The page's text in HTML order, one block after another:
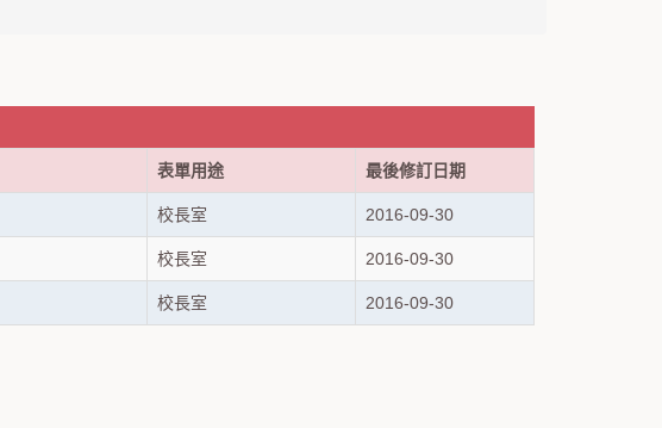
表單用途 最後修訂日期
校長室 2016-09-30
校長室 2016-09-30
校長室 2016-09-30